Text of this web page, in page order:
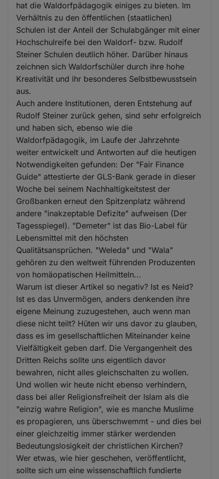
hat die Waldorfpädagogik einiges zu bieten. Im
Verhältnis zu den öffentlichen (staatlichen)
Schulen ist der Anteil der Schulabgänger mit einer
Hochschulreife bei den Waldorf- bzw. Rudolf
Steiner Schulen deutlich höher. Darüber hinaus
zeichnen sich Waldorfschüler durch ihre hohe
Kreativität und ihr besonderes Selbstbewusstsein
aus.
Auch andere Institutionen, deren Entstehung auf
Rudolf Steiner zurück gehen, sind sehr erfolgreich
und haben sich, ebenso wie die
Waldorfpädagogik, im Laufe der Jahrzehnte
weiter entwickelt und Antworten auf die heutigen
Notwendigkeiten gefunden: Der "Fair Finance
Guide" attestierte der GLS-Bank gerade in dieser
Woche bei seinem Nachhaltigkeitstest der
Großbanken erneut den Spitzenplatz während
andere "inakzeptable Defizite" aufweisen (Der
Tagesspiegel). "Demeter" ist das Bio-Label für
Lebensmittel mit den höchsten
Qualitätsansprüchen. "Weleda" und "Wala"
gehören zu den weltweit führenden Produzenten
von homäopatischen Heilmitteln...
Warum ist dieser Artikel so negativ? Ist es Neid?
Ist es das Unvermögen, anders denkenden ihre
eigene Meinung zuzugestehen, auch wenn man
diese nicht teilt? Hüten wir uns davor zu glauben,
dass es im gesellschaftlichen Miteinander keine
Vielfältigkeit geben darf. Die Vergangenheit des
Dritten Reichs sollte uns eigentlich davor
bewahren, nicht alles gleichschalten zu wollen.
Und wollen wir heute nicht ebenso verhindern,
dass bei aller Religionsfreiheit der Islam als die
"einzig wahre Religion", wie es manche Muslime
es propagieren, uns überschwemmt - und dies bei
einer gleichzeitig immer stärker werdenden
Bedeutungslosigkeit der christlichen Kirchen?
Wer etwas, wie hier geschehen, veröffentlicht,
sollte sich um eine wissenschaftlich fundierte